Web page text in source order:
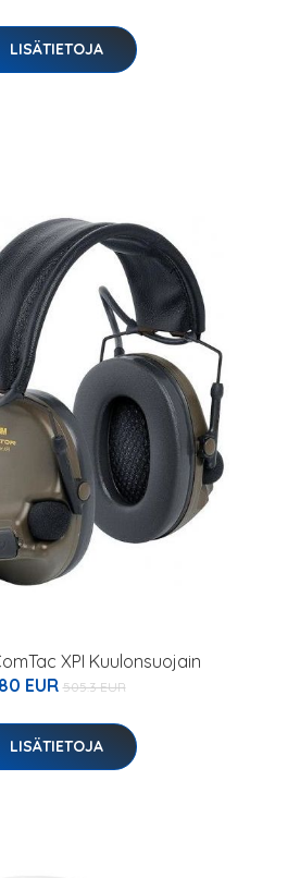
LISÄTIETOJA
XPI Kuulonsuojain
EUR 505.3 EUR
LISÄTIETOJA